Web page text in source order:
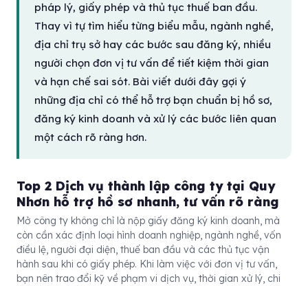
pháp lý, giấy phép và thủ tục thuế ban đầu.
Thay vì tự tìm hiểu từng biểu mẫu, ngành nghề,
địa chỉ trụ sở hay các bước sau đăng ký, nhiều
người chọn đơn vị tư vấn để tiết kiệm thời gian
và hạn chế sai sót. Bài viết dưới đây gợi ý
những địa chỉ có thể hỗ trợ bạn chuẩn bị hồ sơ,
đăng ký kinh doanh và xử lý các bước liên quan
một cách rõ ràng hơn.
Top 2 Dịch vụ thành lập công ty tại Quy
Nhơn hỗ trợ hồ sơ nhanh, tư vấn rõ ràng
Mở công ty không chỉ là nộp giấy đăng ký kinh doanh, mà
còn cần xác định loại hình doanh nghiệp, ngành nghề, vốn
điều lệ, người đại diện, thuế ban đầu và các thủ tục vận
hành sau khi có giấy phép. Khi làm việc với đơn vị tư vấn,
bạn nên trao đổi kỹ về phạm vi dịch vụ, thời gian xử lý, chi